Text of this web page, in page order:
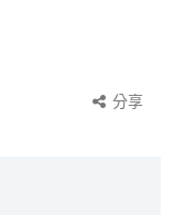
分享